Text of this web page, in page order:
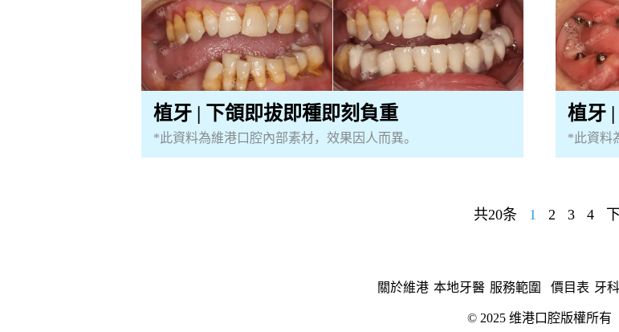
植牙 | 下頜即拔即種即刻負重
*此資料為維港口腔內部素材，效果因人而異。
植牙
*此資料
共20条 1 2 3 4
關於維港 本地牙醫 服務範圍 價目表 牙
© 2025 维港口腔版權所有